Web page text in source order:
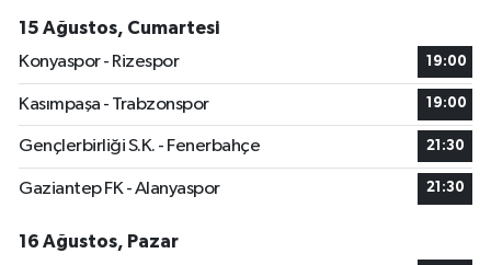
15 Ağustos, Cumartesi
Konyaspor - Rizespor
19:00
Kasımpaşa - Trabzonspor 19:00
Gençlerbirliği S.K. - Fenerbahçe 21:30
Gaziantep FK - Alanyaspor 21:30
16 Ağustos, Pazar